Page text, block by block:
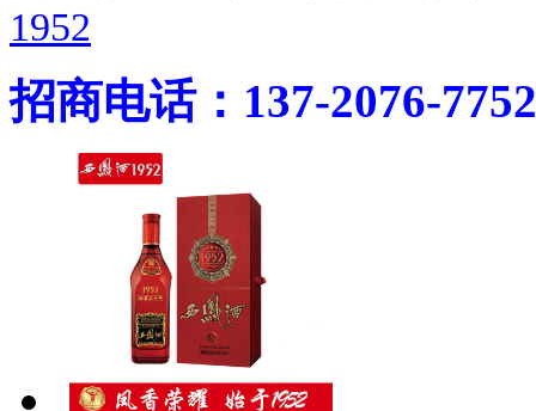
1952
招商电话：137-2076-7752